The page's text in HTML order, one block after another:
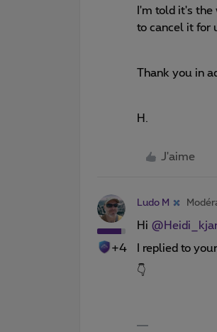
I'm told it's the
to cancel it for
Thank you in
H.
J'aime
+4
Ludo M
Hi ​
I replied to
👇